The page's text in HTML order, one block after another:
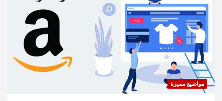
مواضيع مميزة